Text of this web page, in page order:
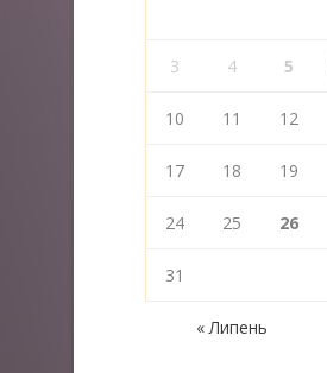
3 4 5
10 11 12
17 18 19
24 25 26
31
« Липень